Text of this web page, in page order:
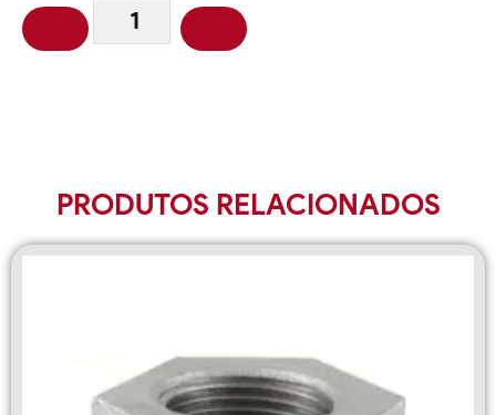
PRODUTOS RELACIONADOS